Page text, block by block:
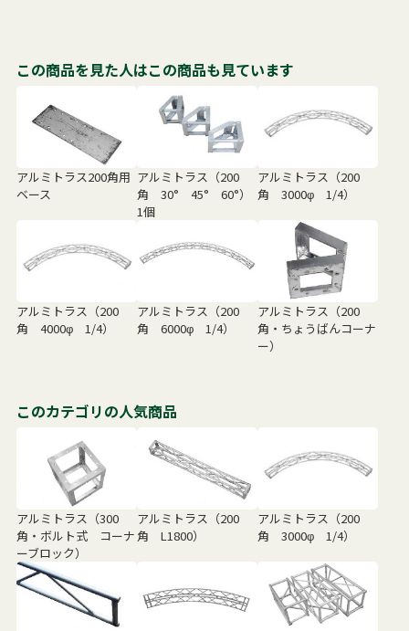
この商品を見た人はこの商品も見ています
アルミトラス200角用
ベース
アルミトラス（200
角 30° 45° 60°）
1個
アルミトラス（200
角 3000φ 1/4）
アルミトラス（200
角 4000φ 1/4）
アルミトラス（200
角 6000φ 1/4）
アルミトラス（200
角・ちょうばんコーナ
ー）
このカテゴリの人気商品
アルミトラス（300
角・ボルト式 コーナ
ーブロック）
アルミトラス（200
角 L1800）
アルミトラス（200
角 3000φ 1/4）